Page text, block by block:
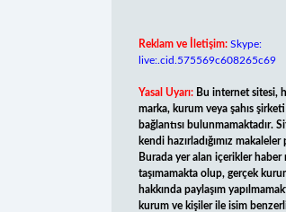
Reklam ve İletişim: Skype:
live:.cid.575569c608265c69
Yasal Uyarı: Bu internet sitesi,
marka, kurum veya şahıs
bağlantısı bulunmamaktadır.
kendi hazırladığımız makaleler
Burada yer alan içerikler haber
taşımamakta olup, gerçek
hakkında paylaşım
kurum ve kişiler ile isim